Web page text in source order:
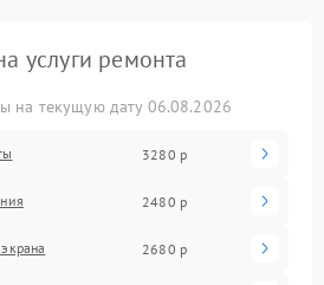
услуги ремонта
на текущую дату 06.08.2026
3280 р
2480 р
2680 р